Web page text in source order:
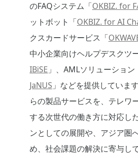
のFAQシステム「OKBIZ. for
ットボット「OKBIZ. for AI
クスカードサービス「
中小企業向けヘルプデスクツ
IBiSE 」、AMLソリューション
JaNUS 」などを提供していま
らの製品サービスを、テレワ
する次世代の働き方に対応し
ンとしての展開や、アジア圏
め、社会課題の解決に寄与し